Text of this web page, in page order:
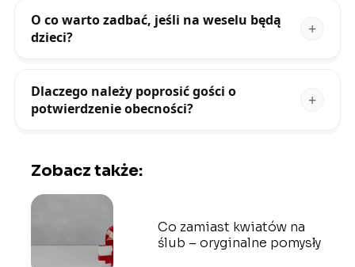
O co warto zadbać, jeśli na weselu będą
dzieci?
Dlaczego należy poprosić gości o
potwierdzenie obecności?
Zobacz także:
Co zamiast kwiatów na
ślub – oryginalne pomysły